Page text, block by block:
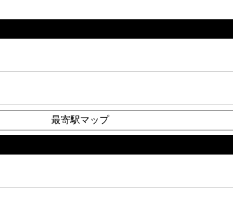
最寄駅マップ